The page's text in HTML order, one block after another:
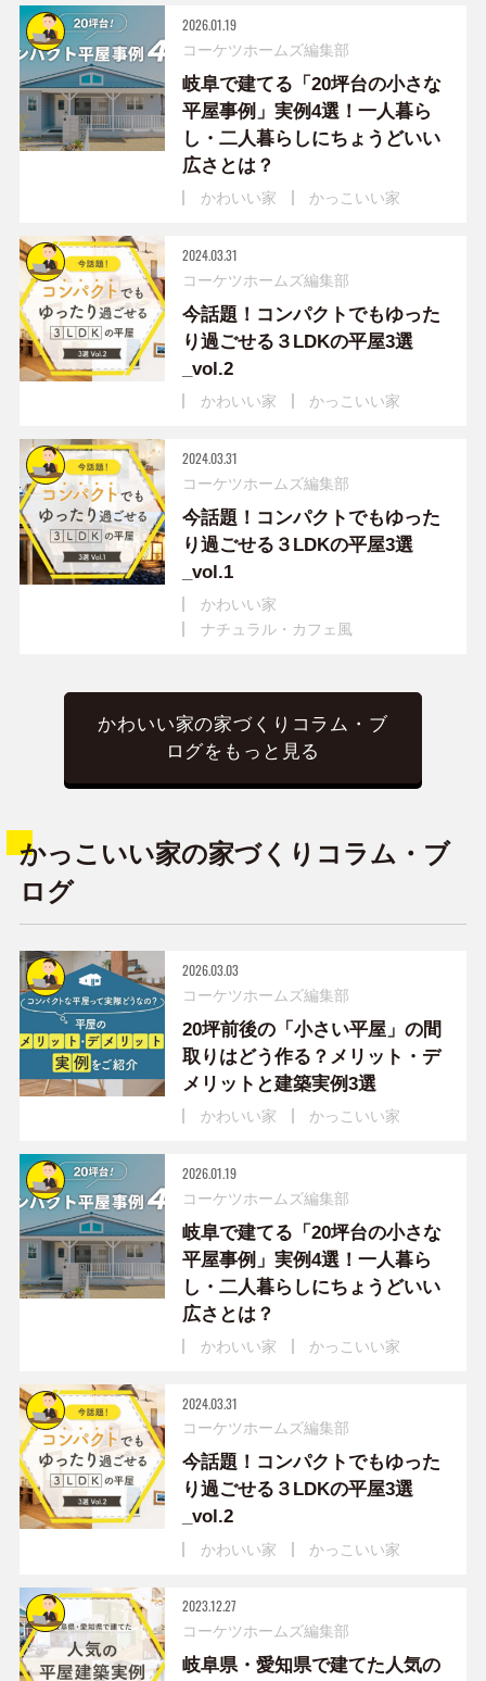
2026.01.19
コーケツホームズ編集部
岐阜で建てる「20坪台の小さな
平屋事例」実例4選！一人暮ら
し・二人暮らしにちょうどいい
広さとは？
かわいい家 かっこいい家
2024.03.31
コーケツホームズ編集部
今話題！コンパクトでもゆった
り過ごせる３LDKの平屋3選
_vol.2
かわいい家 かっこいい家
2024.03.31
コーケツホームズ編集部
今話題！コンパクトでもゆった
り過ごせる３LDKの平屋3選
_vol.1
かわいい家
ナチュラル・カフェ風
かわいい家の家づくりコラム・ブ
ログをもっと見る
かっこいい家の家づくりコラム・ブ
ログ
2026.03.03
コーケツホームズ編集部
20坪前後の「小さい平屋」の間
取りはどう作る？メリット・デ
メリットと建築実例3選
かわいい家 かっこいい家
2026.01.19
コーケツホームズ編集部
岐阜で建てる「20坪台の小さな
平屋事例」実例4選！一人暮ら
し・二人暮らしにちょうどいい
広さとは？
かわいい家 かっこいい家
2024.03.31
コーケツホームズ編集部
今話題！コンパクトでもゆった
り過ごせる３LDKの平屋3選
_vol.2
かわいい家 かっこいい家
2023.12.27
コーケツホームズ編集部
岐阜県・愛知県で建てた人気の